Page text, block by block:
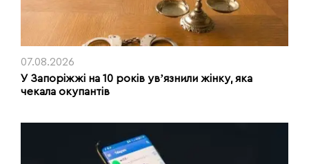
07.08.2026
У Запоріжжі на 10 років увʼязнили жінку, яка
чекала окупантів